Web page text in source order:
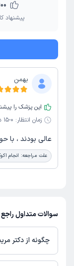
پیشنهاد
بهمن
این پزشک را
زمان انتظار: 0-15 دقیقه
عالى بودند ، با
علت مراجعه: انجام
سوالات متداول
چگونه از دکتر
در صورتی کهدکتر مریم